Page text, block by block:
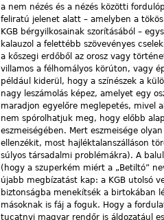
a nem nézés és a nézés közötti
feliratú jelenet alatt – amelyben a
KGB bérgyilkosainak szorításából –
kalauzol a felettébb szövevényes
a kőszegi erdőből az orosz vagy
villamos a félhomályos körúton, vagy
például kiderül, hogy a színészek a
nagy leszámolás képez, amelyet egy
maradjon egyelőre meglepetés, mivel
nem spórolhatjuk meg, hogy előbb
eszmeiségében. Mert eszmeisége
ellenzékit, most hajléktalanszálláson
súlyos társadalmi problémákra). A
(hogy a szuperkém miért a „Betiltó”
újabb megbízatást kap: a KGB utolsó
biztonságba menekítsék a birtokában
másoknak is fáj a foguk. Hogy a
tucatnyi magyar rendőr is áldozatául